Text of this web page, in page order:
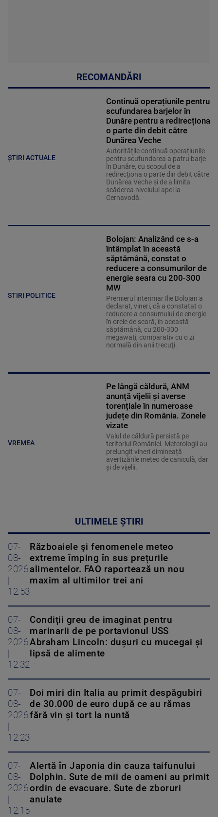
RECOMANDĂRI
ȘTIRI ACTUALE
Continuă operațiunile pentru
scufundarea barjelor în
Dunăre pentru a redirecționa
o parte din debit către
Dunărea Veche
Autoritățile continuă operațiunile
pentru scufundarea a patru barje
în Dunăre, cu scopul de a
redirecționa o parte din debit către
Dunărea Veche și de a limita
scăderea nivelului apei la
Cernavodă.
STIRI POLITICE
Bolojan: Analizând ce s-a
întâmplat în această
săptămână, constat o
reducere a consumurilor de
energie seara cu 200-300
MW
Premierul interimar Ilie Bolojan a
declarat, vineri, că a constatat o
reducere a consumului de energie
în orele de seară, în această
săptămână, cu 200-300
megawaţi, comparativ cu o zi
normală din anii trecuţi.
VREMEA
Pe lângă căldură, ANM
anunță vijelii și averse
torențiale în numeroase
județe din România. Zonele
vizate
Valul de căldură persistă pe
teritoriul României. Meterologii au
prelungit vineri dimineață
avertizările meteo de caniculă, dar
și de vijelii.
ULTIMELE ȘTIRI
07-
08-
2026
12:53
Războaiele și fenomenele meteo
extreme împing în sus prețurile
alimentelor. FAO raportează un nou
maxim al ultimilor trei ani
07-
08-
2026
12:32
Condiții greu de imaginat pentru
marinarii de pe portavionul USS
Abraham Lincoln: dușuri cu mucegai și
lipsă de alimente
07-
08-
2026
12:23
Doi miri din Italia au primit despăgubiri
de 30.000 de euro după ce au rămas
fără vin și tort la nuntă
07-
08-
2026
12:15
Alertă în Japonia din cauza taifunului
Dolphin. Sute de mii de oameni au primit
ordin de evacuare. Sute de zboruri
anulate